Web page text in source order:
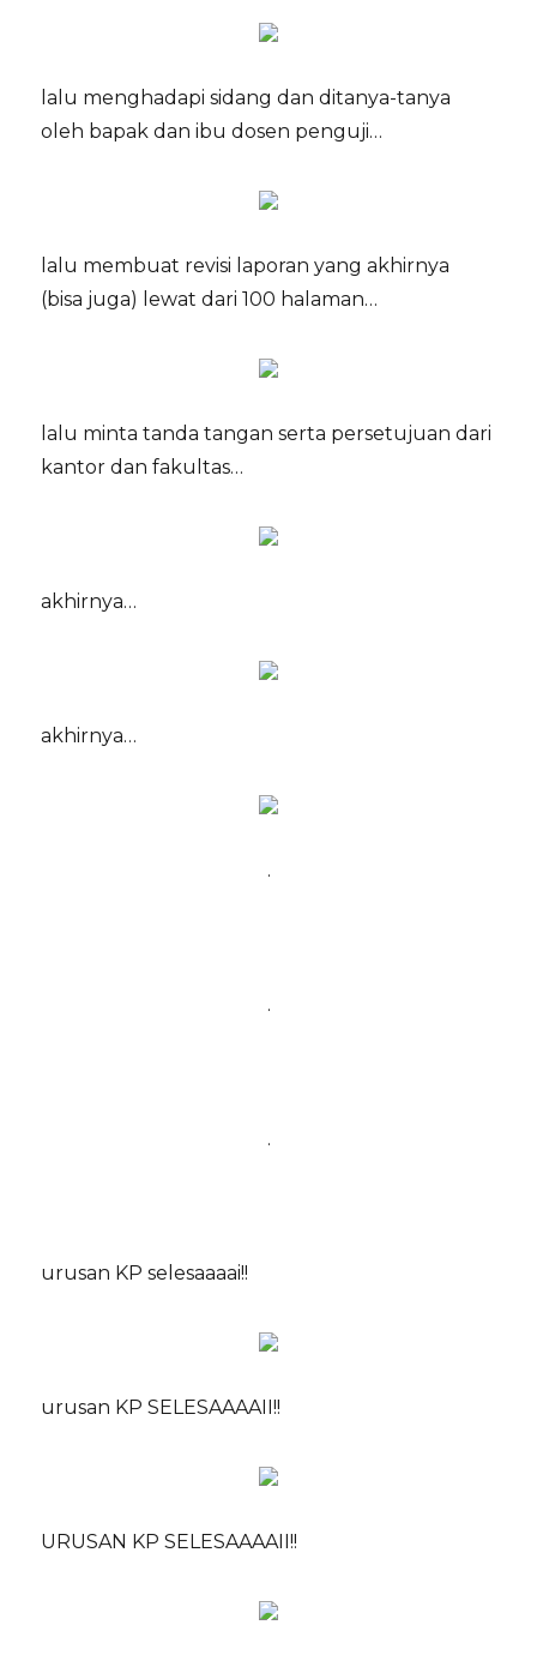
lalu menghadapi sidang dan ditanya-tanya
oleh bapak dan ibu dosen penguji…
lalu membuat revisi laporan yang akhirnya
(bisa juga) lewat dari 100 halaman…
lalu minta tanda tangan serta persetujuan dari
kantor dan fakultas…
akhirnya…
akhirnya…
.
.
.
urusan KP selesaaaai!!
urusan KP SELESAAAAII!!
URUSAN KP SELESAAAAII!!